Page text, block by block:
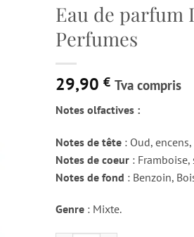
Eau de parfum
Perfumes
29,90 € Tva compris
Notes olfactives :
Notes de tête : Oud,
Notes de coeur : Framboise,
Notes de fond : Benzoin,
Genre : Mixte.